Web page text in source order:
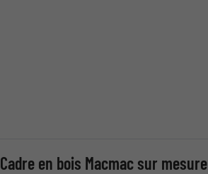
Cadre en bois Macmac sur mesure